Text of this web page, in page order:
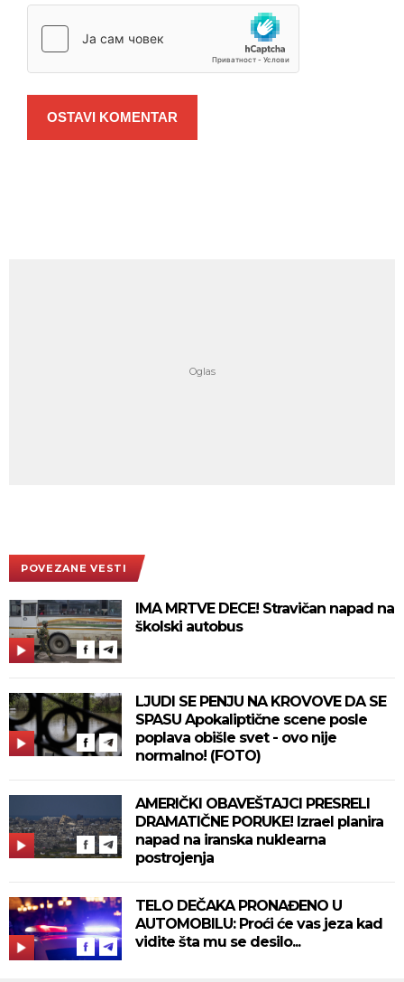
OSTAVI KOMENTAR
POVEZANE VESTI
IMA MRTVE DECE! Stravičan napad na
školski autobus
LJUDI SE PENJU NA KROVOVE DA SE
SPASU Apokaliptične scene posle
poplava obišle svet - ovo nije
normalno! (FOTO)
AMERIČKI OBAVEŠTAJCI PRESRELI
DRAMATIČNE PORUKE! Izrael planira
napad na iranska nuklearna
postrojenja
TELO DEČAKA PRONAĐENO U
AUTOMOBILU: Proći će vas jeza kad
vidite šta mu se desilo...